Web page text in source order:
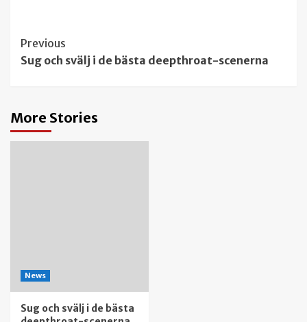
Continue
Reading
Previous
Sug och svälj i de bästa deepthroat-scenerna
More Stories
News
Sug och svälj i de bästa